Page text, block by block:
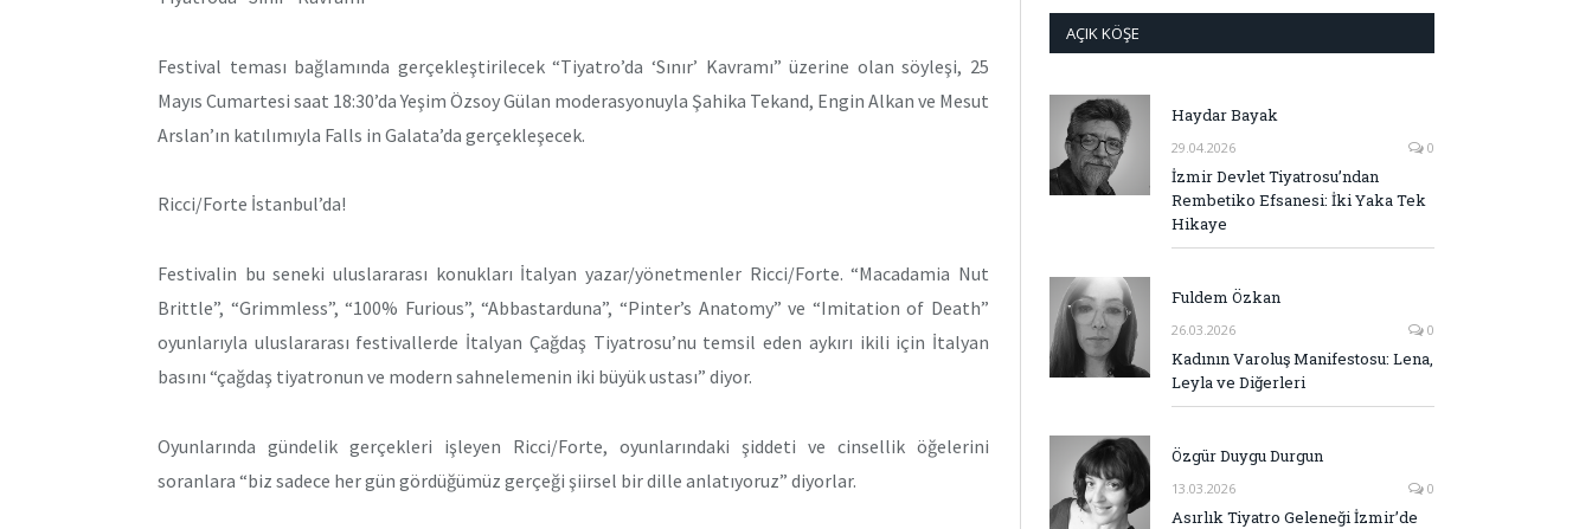
Festival teması bağlamında gerçekleştirilecek “Tiyatro’da ‘Sınır’ Kavramı” üzerine olan söyleşi, 25
Mayıs Cumartesi saat 18:30’da Yeşim Özsoy Gülan moderasyonuyla Şahika Tekand, Engin Alkan ve Mesut
Arslan’ın katılımıyla Falls in Galata’da gerçekleşecek.
Ricci/Forte İstanbul’da!
Festivalin bu seneki uluslararası konukları İtalyan yazar/yönetmenler Ricci/Forte. “Macadamia Nut
Brittle”, “Grimmless”, “100% Furious”, “Abbastarduna”, “Pinter’s Anatomy” ve “Imitation of Death”
oyunlarıyla uluslararası festivallerde İtalyan Çağdaş Tiyatrosu’nu temsil eden aykırı ikili için İtalyan
basını “çağdaş tiyatronun ve modern sahnelemenin iki büyük ustası” diyor.
Oyunlarında gündelik gerçekleri işleyen Ricci/Forte, oyunlarındaki şiddeti ve cinsellik öğelerini
soranlara “biz sadece her gün gördüğümüz gerçeği şiirsel bir dille anlatıyoruz” diyorlar.
AÇIK KÖŞE
Haydar Bayak
29.04.2026 0
İzmir Devlet Tiyatrosu’ndan
Rembetiko Efsanesi: İki Yaka Tek
Hikaye
Fuldem Özkan
26.03.2026 0
Kadının Varoluş Manifestosu: Lena,
Leyla ve Diğerleri
Özgür Duygu Durgun
13.03.2026 0
Asırlık Tiyatro Geleneği İzmir’de